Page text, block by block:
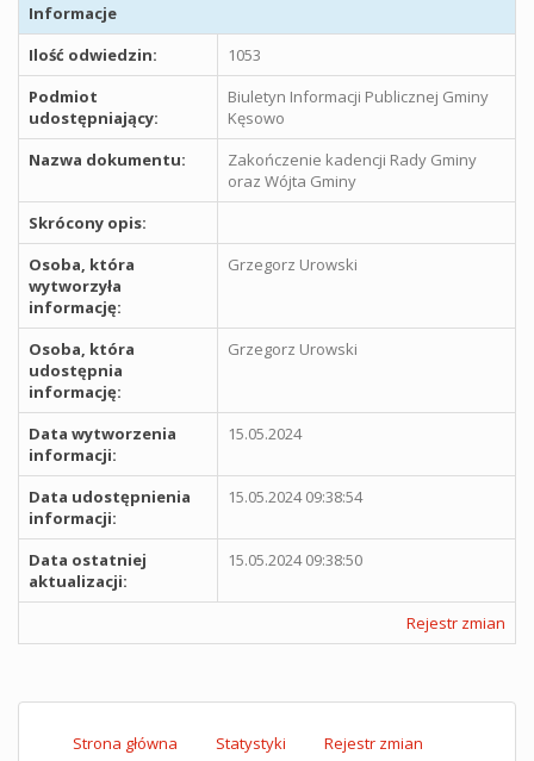
Informacje
Ilość odwiedzin:
1053
Podmiot
udostępniający:
Biuletyn Informacji Publicznej Gminy
Kęsowo
Nazwa dokumentu:
Zakończenie kadencji Rady Gminy
oraz Wójta Gminy
Skrócony opis:
Osoba, która
wytworzyła
informację:
Grzegorz Urowski
Osoba, która
udostępnia
informację:
Grzegorz Urowski
Data wytworzenia
informacji:
15.05.2024
Data udostępnienia
informacji:
15.05.2024 09:38:54
Data ostatniej
aktualizacji:
15.05.2024 09:38:50
Rejestr zmian
Strona główna Statystyki Rejestr zmian